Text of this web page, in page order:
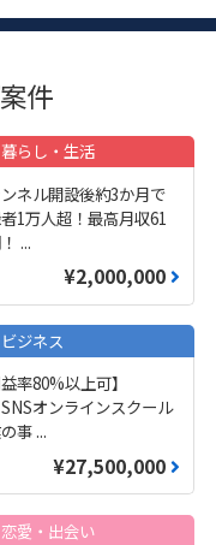
件
暮らし・生活
ネル開設後約3か月で
1万人超！最高月収61
...
¥2,000,000
ビジネス
益率80%以上可】
オンラインスクール
事 ...
¥27,500,000
恋愛・出会い